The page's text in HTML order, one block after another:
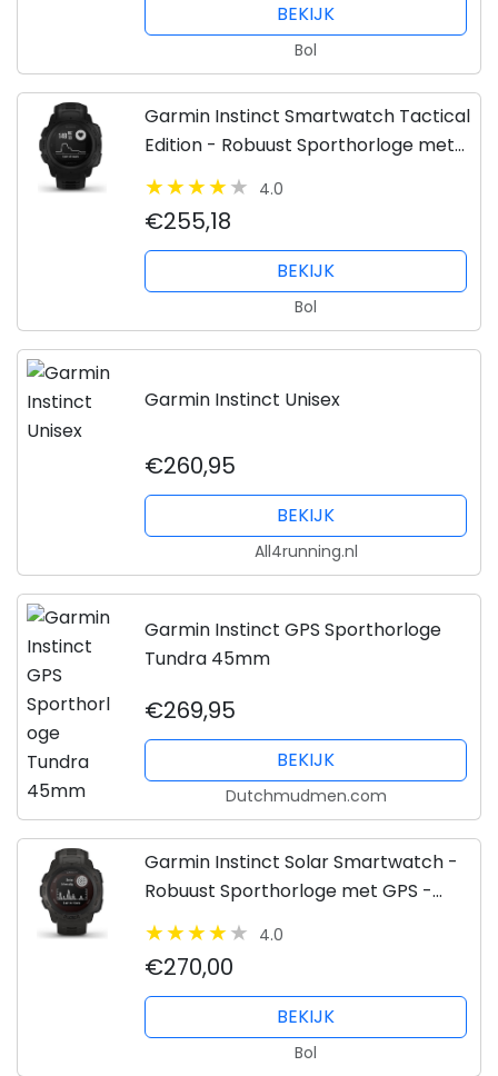
BEKIJK
Bol
Garmin Instinct Smartwatch Tactical
Edition - Robuust Sporthorloge met
GPS - Waterbestandig - Black
4.0
€255,18
BEKIJK
Bol
Garmin Instinct Unisex
€260,95
BEKIJK
All4running.nl
Garmin Instinct GPS Sporthorloge
Tundra 45mm
€269,95
BEKIJK
Dutchmudmen.com
Garmin Instinct Solar Smartwatch -
Robuust Sporthorloge met GPS -
Waterbestendig - Graphite
4.0
€270,00
BEKIJK
Bol